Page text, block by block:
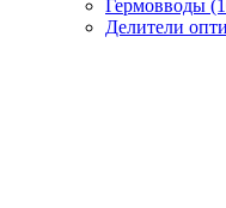
Гермовводы
Делители